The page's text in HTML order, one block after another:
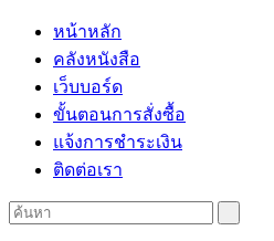
หน้าหลัก
คลังหนังสือ
เว็บบอร์ด
ขั้นตอนการสั่งซื้อ
แจ้งการชำระเงิน
ติดต่อเรา